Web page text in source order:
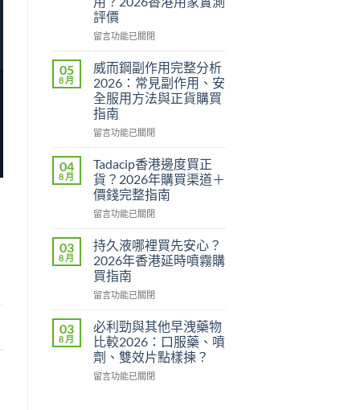
評價
在
馬
糖
Hamer
效
果
真
有
用
還
是
心
作
用？
2026
香
港
家
實
測
評
價〉
留言功能已關閉
05
8 月
威而鋼副作用完整分析
2026：常見副作用、安
全服用方法與正貨購買
指南
在
而
鋼
副
作
用
整
分
析
2026：
常
副
作
用、
安
全
留言功能已關閉
04
8 月
Tadacip香港邊度買正
貨？2026年購買渠道＋
價錢完整指南
在
香
港
邊
度
買
貨？
2026
年
購
買
留言功能已關閉
03
8 月
持久液哪裡買先安心？
2026年香港延時噴霧購
買指南
在
久
液
哪
裡
買
留言功能已關閉
03
8 月
必利勁與其他早洩藥物
比較2026：口服藥、噴
劑、雙效片點樣揀？
在
留言功能已關閉